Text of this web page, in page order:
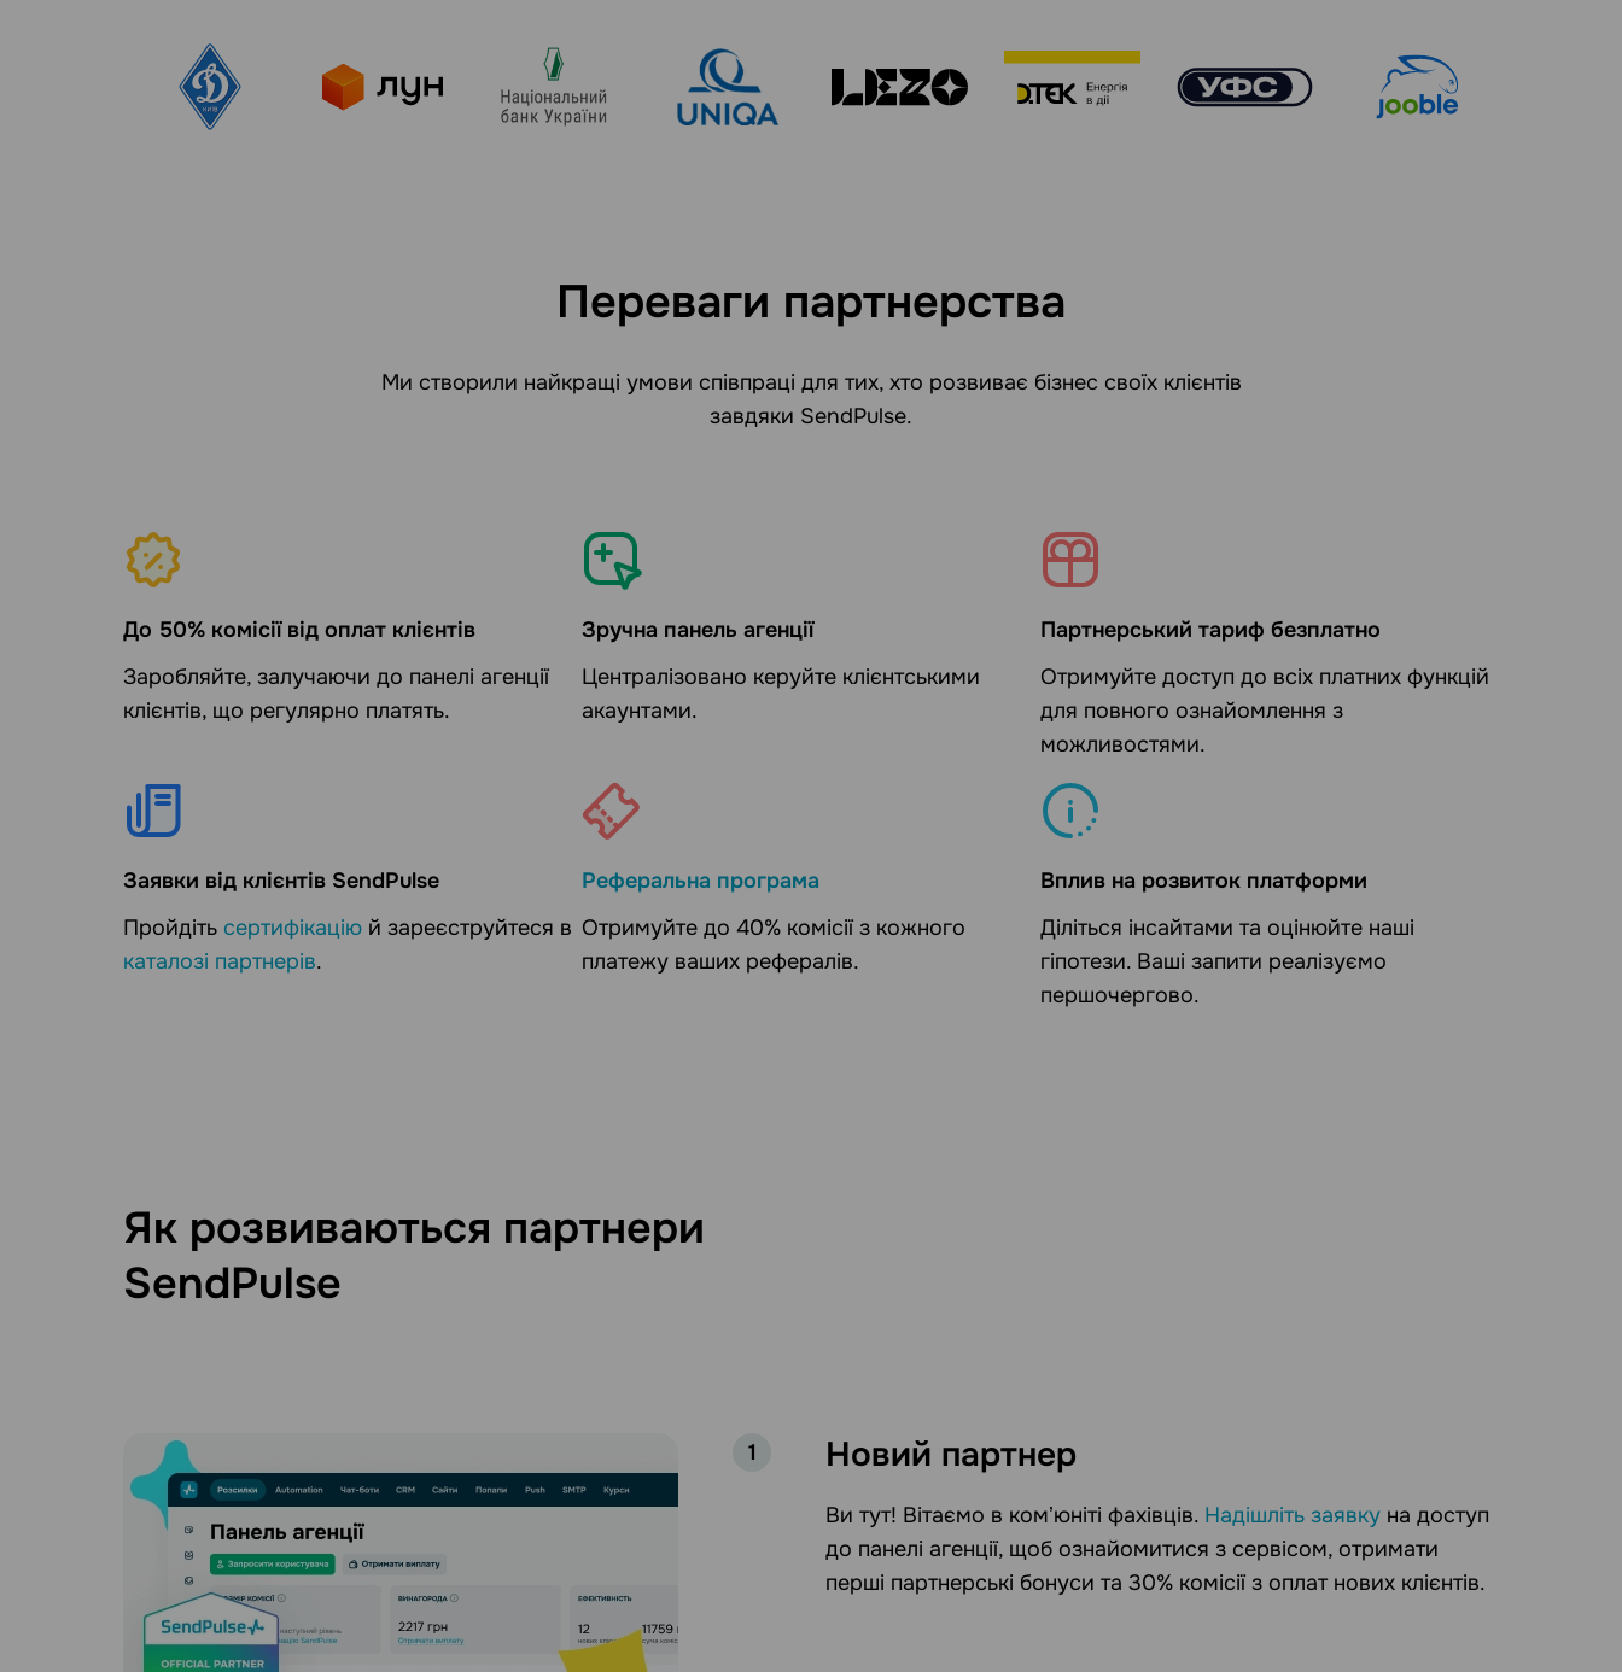
Переваги партнерства
Ми створили найкращі умови співпраці для тих, хто розвиває бізнес своїх клієнтів
завдяки SendPulse.
До 50% комісії від оплат клієнтів
Заробляйте, залучаючи до панелі агенції
клієнтів, що регулярно платять.
Зручна панель агенції
Централізовано керуйте клієнтськими
акаунтами.
Партнерський тариф безплатно
Отримуйте доступ до всіх платних функцій
для повного ознайомлення з
можливостями.
Заявки від клієнтів SendPulse
Пройдіть сертифікацію й зареєструйтеся в
каталозі партнерів.
Реферальна програма
Отримуйте до 40% комісії з кожного
платежу ваших рефералів.
Вплив на розвиток платформи
Діліться інсайтами та оцінюйте наші
гіпотези. Ваші запити реалізуємо
першочергово.
Як розвиваються партнери
SendPulse
1 Новий партнер
Ви тут! Вітаємо в комʼюніті фахівців. Надішліть заявку на доступ
до панелі агенції, щоб ознайомитися з сервісом, отримати
перші партнерські бонуси та 30% комісії з оплат нових клієнтів.